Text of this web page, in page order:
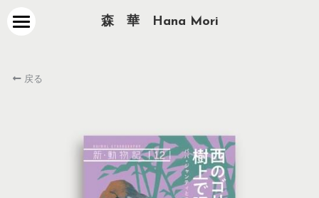
森　華　Hana Mori
works
戻る